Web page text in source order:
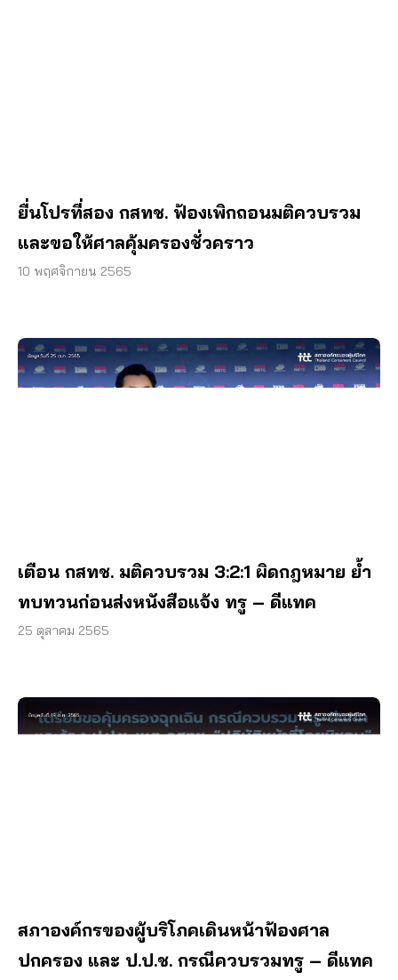
ยื่นโปรที่สอง กสทช. ฟ้องเพิกถอนมติควบรวม
และขอให้ศาลคุ้มครองชั่วคราว
10 พฤศจิกายน 2565
เตือน กสทช. มติควบรวม 3:2:1 ผิดกฎหมาย ย้ำ
ทบทวนก่อนส่งหนังสือแจ้ง ทรู – ดีแทค
25 ตุลาคม 2565
สภาองค์กรของผู้บริโภคเดินหน้าฟ้องศาล
ปกครอง และ ป.ป.ช. กรณีควบรวมทรู – ดีแทค